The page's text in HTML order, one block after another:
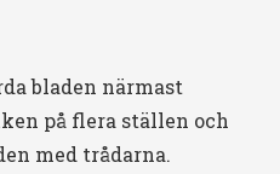
bladen närmast
på flera ställen och
med trådarna.